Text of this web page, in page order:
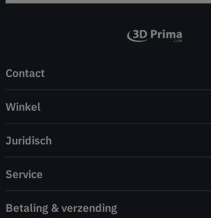
Contact
Winkel
Juridisch
Service
Betaling & verzending